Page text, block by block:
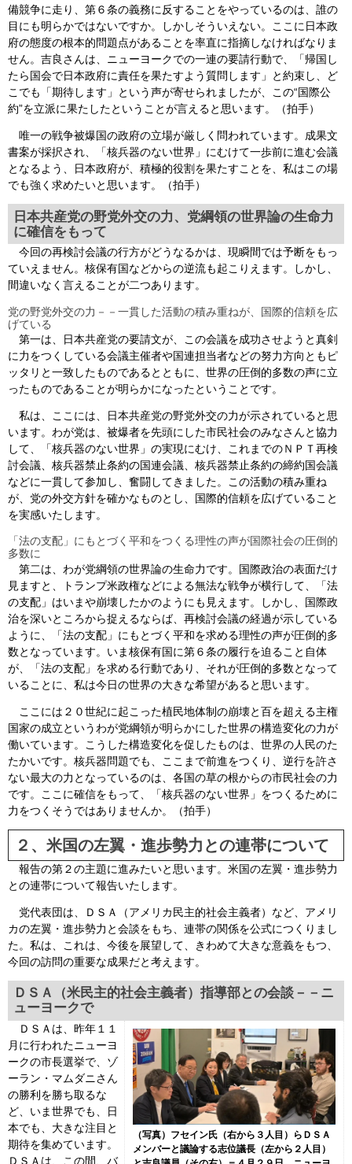
備競争に走り、第６条の義務に反することをやっているのは、誰の
目にも明らかではないですか。しかしそういえない。ここに日本政
府の態度の根本的問題点があることを率直に指摘しなければなりま
せん。吉良さんは、ニューヨークでの一連の要請行動で、「帰国し
たら国会で日本政府に責任を果たすよう質問します」と約束し、ど
こでも「期待します」という声が寄せられましたが、この“国際公
約”を立派に果たしたということが言えると思います。（拍手）
唯一の戦争被爆国の政府の立場が厳しく問われています。成果文
書案が採択され、「核兵器のない世界」にむけて一歩前に進む会議
となるよう、日本政府が、積極的役割を果たすことを、私はこの場
でも強く求めたいと思います。（拍手）
日本共産党の野党外交の力、党綱領の世界論の生命力
に確信をもって
今回の再検討会議の行方がどうなるかは、現瞬間では予断をもっ
ていえません。核保有国などからの逆流も起こりえます。しかし、
間違いなく言えることが二つあります。
党の野党外交の力－－一貫した活動の積み重ねが、国際的信頼を広
げている
第一は、日本共産党の要請文が、この会議を成功させようと真剣
に力をつくしている会議主催者や国連担当者などの努力方向ともピ
ッタリと一致したものであるとともに、世界の圧倒的多数の声に立
ったものであることが明らかになったということです。
私は、ここには、日本共産党の野党外交の力が示されていると思
います。わが党は、被爆者を先頭にした市民社会のみなさんと協力
して、「核兵器のない世界」の実現にむけ、これまでのＮＰＴ再検
討会議、核兵器禁止条約の国連会議、核兵器禁止条約の締約国会議
などに一貫して参加し、奮闘してきました。この活動の積み重ね
が、党の外交方針を確かなものとし、国際的信頼を広げていること
を実感いたします。
「法の支配」にもとづく平和をつくる理性の声が国際社会の圧倒的
多数に
第二は、わが党綱領の世界論の生命力です。国際政治の表面だけ
見ますと、トランプ米政権などによる無法な戦争が横行して、「法
の支配」はいまや崩壊したかのようにも見えます。しかし、国際政
治を深いところから捉えるならば、再検討会議の経過が示している
ように、「法の支配」にもとづく平和を求める理性の声が圧倒的多
数となっています。いま核保有国に第６条の履行を迫ること自体
が、「法の支配」を求める行動であり、それが圧倒的多数となって
いることに、私は今日の世界の大きな希望があると思います。
ここには２０世紀に起こった植民地体制の崩壊と百を超える主権
国家の成立というわが党綱領が明らかにした世界の構造変化の力が
働いています。こうした構造変化を促したものは、世界の人民のた
たかいです。核兵器問題でも、ここまで前進をつくり、逆行を許さ
ない最大の力となっているのは、各国の草の根からの市民社会の力
です。ここに確信をもって、「核兵器のない世界」をつくるために
力をつくそうではありませんか。（拍手）
２、米国の左翼・進歩勢力との連帯について
報告の第２の主題に進みたいと思います。米国の左翼・進歩勢力
との連帯について報告いたします。
党代表団は、ＤＳＡ（アメリカ民主的社会主義者）など、アメリ
カの左翼・進歩勢力と会談をもち、連帯の関係を公式につくりまし
た。私は、これは、今後を展望して、きわめて大きな意義をもつ、
今回の訪問の重要な成果だと考えます。
ＤＳＡ（米民主的社会主義者）指導部との会談－－ニ
ューヨークで
（写真）フセイン氏（右から３人目）らＤＳＡ
メンバーと議論する志位議長（左から２人目）
ＤＳＡは、昨年１１
月に行われたニューヨ
ークの市長選挙で、ゾ
ーラン・マムダニさん
の勝利を勝ち取るな
ど、いま世界でも、日
本でも、大きな注目と
期待を集めています。
ＤＳＡは、この間、バ